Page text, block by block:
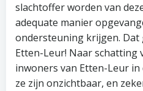
slachtoffer worden van
adequate manier
ondersteuning krijgen.
Etten-Leur! Naar schatting
inwoners van Etten-Leur
ze zijn onzichtbaar, en